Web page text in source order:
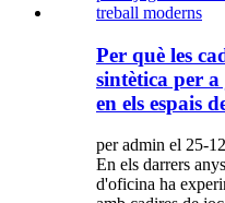
Per què les
sintètica per
en els espais
per admin el 25-
En els darrers
d'oficina ha